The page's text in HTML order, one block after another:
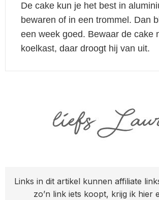
De cake kun je het best in
bewaren of in een trommel. Dan
een week goed. Bewaar de cake
koelkast, daar droogt hij van uit.
Links in dit artikel kunnen affiliate
zo’n link iets koopt, krijg ik hier